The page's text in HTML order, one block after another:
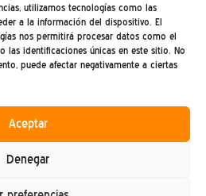
utilizamos tecnologías como las
a la información del dispositivo. El
nos permitirá procesar datos como el
las identificaciones únicas en este sitio. No
puede afectar negativamente a ciertas
Aceptar
Denegar
4 – 08004 Barcelona
G81469868
: 93 302 27 53